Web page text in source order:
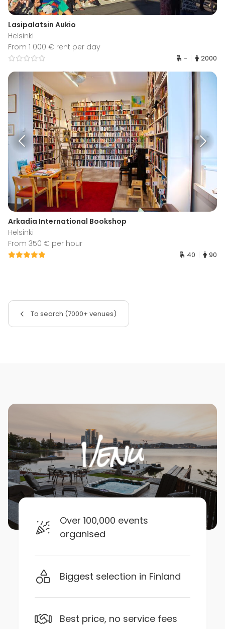
Lasipalatsin Aukio
Helsinki
From 1 000 € rent per day
- 2000
Arkadia International Bookshop
Helsinki
From 350 € per hour
40 90
To search (7000+ venues)
Over 100,000 events
organised
Biggest selection in Finland
Best price, no service fees